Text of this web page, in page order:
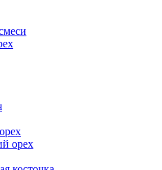
орех